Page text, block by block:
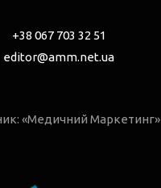
+38 067 703 32 51
editor@amm.net.ua
«Медичний Маркетинг»